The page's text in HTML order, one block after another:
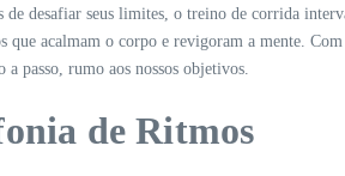
desafiar seus limites, o treino de corrida
acalmam o corpo e revigoram a mente.
passo, rumo aos nossos objetivos.
de Ritmos